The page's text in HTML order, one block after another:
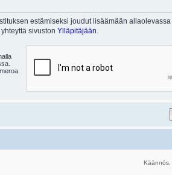
estämiseksi joudut lisäämään
sivuston Ylläpitäjään